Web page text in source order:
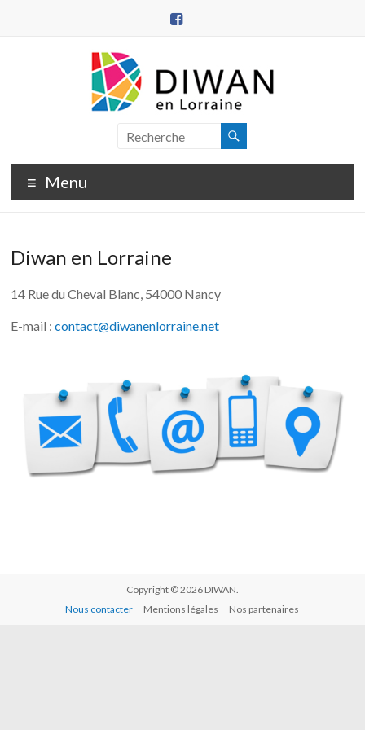
en
LorraineMenu
Diwan en Lorraine
14 Rue du Cheval Blanc, 54000 Nancy
E-mail :contact@diwanenlorraine.net
Copyright © 2026 DIWAN
Nous contacter
Mentions légales Nos partenaires